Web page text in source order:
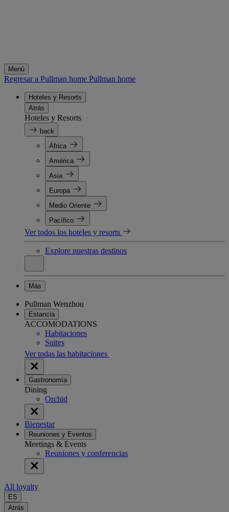
Menú
Regresar a Pullman home Pullman home
Hoteles y Resorts
Atrás
Hoteles y Resorts
back
África
América
Asia
Europa
Medio Oriente
Pacífico
Ver todos los hoteles y resorts
Explore nuestras destinos
Más
Pullman Wenzhou
Estancia
ACCOMODATIONS
Habitaciones
Suites
Ver todas las habitaciones
Gastronomía
Dining
Orchid
Bienestar
Reuniones y Eventos
Meetings & Events
Reuniones y conferencias
All loyalty
ES
Atrás